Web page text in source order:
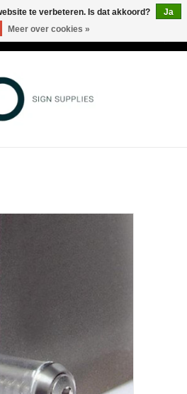
te verbeteren. Is dat akkoord?
Ja
Meer over cookies »